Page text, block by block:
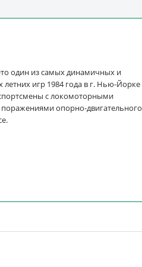
один из самых динамичных и
игр 1984 года в г. Нью-Йорке
с локомоторными
опорно-двигательного